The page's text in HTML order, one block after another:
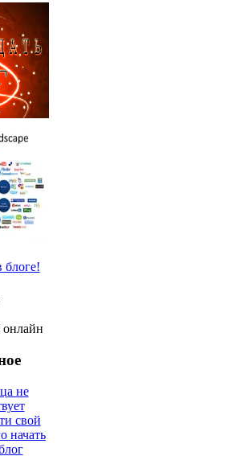
блоге!
онлайн
не
свой
начать